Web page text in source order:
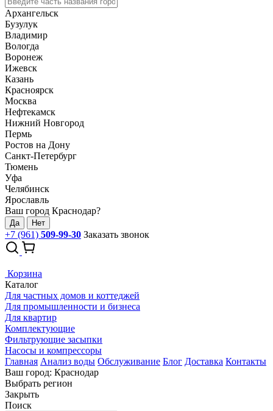
Архангельск
Бузулук
Владимир
Вологда
Воронеж
Ижевск
Казань
Красноярск
Москва
Нефтекамск
Нижний Новгород
Пермь
Ростов на Дону
Санкт-Петербург
Тюмень
Уфа
Челябинск
Ярославль
Ваш город Краснодар?
Да Нет
+7 (961) 509-99-30 Заказать звонок
Корзина
Каталог
Для частных домов и коттеджей
Для промышленности и бизнеса
Для квартир
Комплектующие
Фильтрующие засыпки
Насосы и компрессоры
Главная Анализ воды Обслуживание Блог Доставка Контакты
Ваш город: Краснодар
Выбрать регион
Закрыть
Поиск